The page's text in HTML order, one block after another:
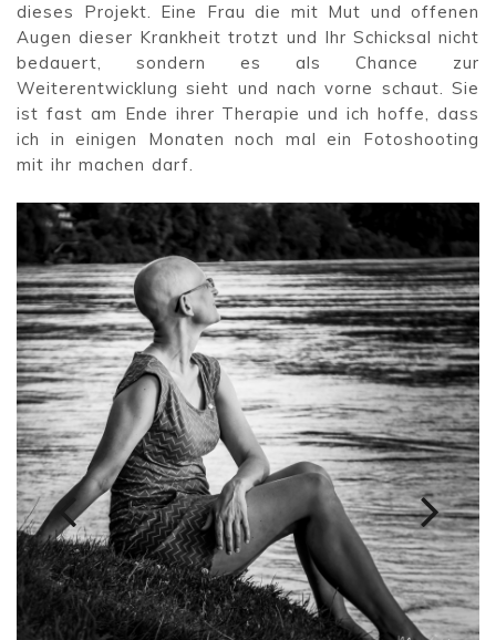
dieses Projekt. Eine Frau die mit Mut und offenen
Augen dieser Krankheit trotzt und Ihr Schicksal nicht
bedauert, sondern es als Chance zur
Weiterentwicklung sieht und nach vorne schaut. Sie
ist fast am Ende ihrer Therapie und ich hoffe, dass
ich in einigen Monaten noch mal ein Fotoshooting
mit ihr machen darf.